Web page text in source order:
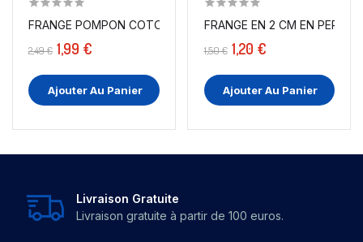
FRANGE POMPON COTON AU MÈTRE MULTICOULEURS
2,49 € 1,99 €
Ajouter Au Panier
FRANGE EN 2 CM EN PERLÉ
1,50 € 1,20 €
Ajouter Au Panier
Livraison Gratuite
Livraison gratuite à partir de 100 euros.